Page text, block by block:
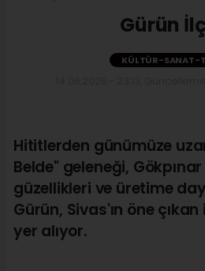
Gürün
KÜLTÜR-SANAT-
Hititlerden günümüze
Belde" geleneği,
güzellikleri ve üretime
Gürün, Sivas'ın öne
yer alıyor.